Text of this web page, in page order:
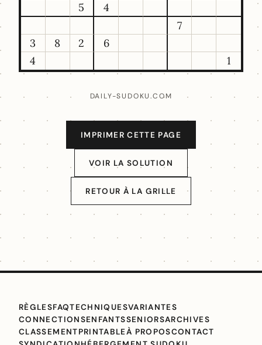
5
4
7
3
8 2
6
4
1
DAILY-SUDOKU.COM
IMPRIMER CETTE PAGE
VOIR LA SOLUTION
RETOUR À LA GRILLE
RÈGLESFAQTECHNIQUESVARIANTES
CONNECTIONSENFANTSSENIORSARCHIVES
CLASSEMENTPRINTABLEÀ PROPOSCONTACT